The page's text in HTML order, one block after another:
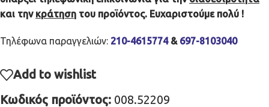
και την κράτηση του προϊόντος. Ευχαριστούμε πολύ !
Τηλέφωνα παραγγελιών: 210-4615774& 697-8103040
Add to wishlist
Κωδικός προϊόντος: 008.52209